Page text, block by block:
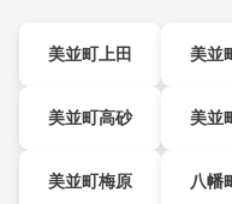
美並町上田 美並
美並町高砂 美並
美並町梅原 八幡